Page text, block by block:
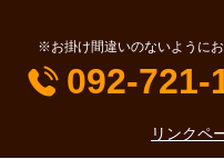
※お掛け間違いのないように
092-721-
リンクペ